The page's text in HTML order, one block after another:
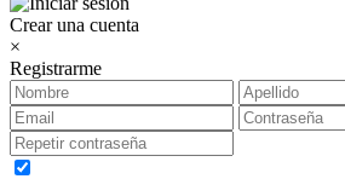
Crear una cuenta
×
Registrarme